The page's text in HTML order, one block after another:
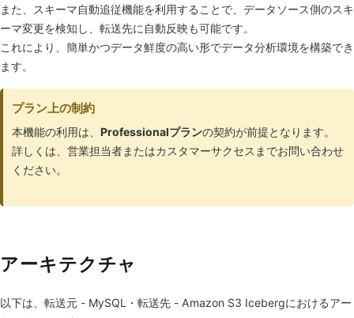
また、スキーマ自動追従機能を利用することで、データソース側のスキ
ーマ変更を検知し、転送先に自動反映も可能です。
これにより、簡単かつデータ鮮度の高い形でデータ分析環境を構築でき
ます。
プラン上の制約
本機能の利用は、Professionalプランの契約が前提となります。
詳しくは、営業担当者またはカスタマーサクセスまでお問い合わせ
ください。
アーキテクチャ
以下は、転送元 - MySQL・転送先 - Amazon S3 Icebergにおけるアー